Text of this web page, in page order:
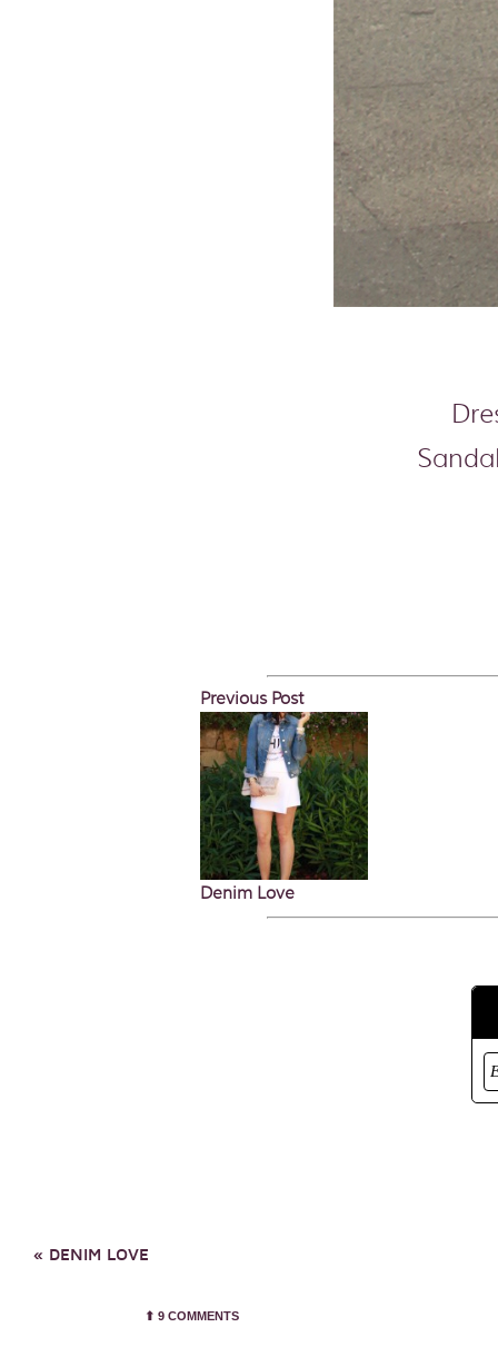
Previous Post
Denim Love
« DENIM LOVE
⬆︎ 9 COMMENTS